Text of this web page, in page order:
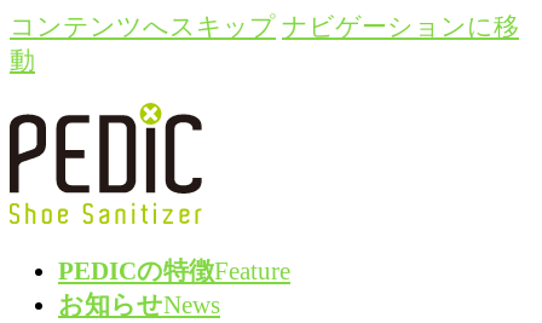
コンテンツへスキップ ナビゲーションに移
動
PEDICの特徴Feature
お知らせNews